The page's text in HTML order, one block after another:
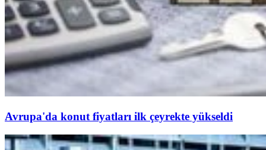
Avrupa'da konut fiyatları ilk çeyrekte yükseldi